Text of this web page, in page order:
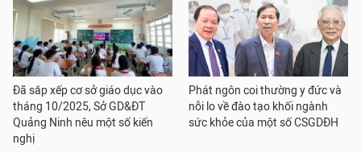
Đã sắp xếp cơ sở giáo dục vào
tháng 10/2025, Sở GD&ĐT
Quảng Ninh nêu một số kiến
nghị
Phát ngôn coi thường y đức và
nỗi lo về đào tạo khối ngành
sức khỏe của một số CSGDĐH